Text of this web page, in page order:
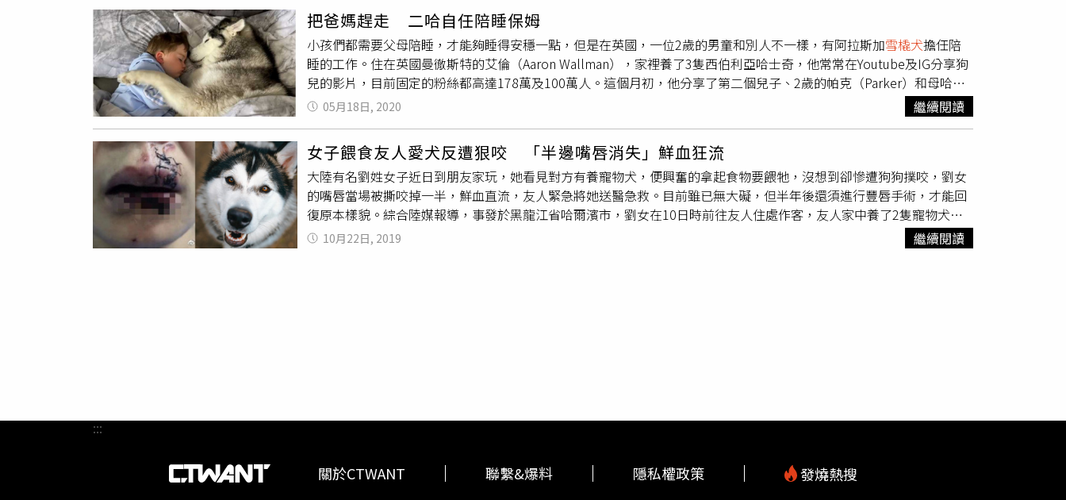
帶點悲傷」、「我覺得雪橇犬比工具人好聽欸」、「
人家的禮物送到。」不過也有許多網友質疑原PO其實就是那為「朋友」，「你說的朋友，不會是你吧！！！太多不敢說
自已的都說朋友」、「你是不是就是那位『朋友』」、「直接一點，把『朋友』刪掉」、「面對現實，不要再推給朋友
了」、「你朋友就是你」、「通常這樣的遭遇都是本人，你就是那個朋友」。
把爸媽趕走 二哈自任陪睡保姆
小孩們都需要父母陪睡，才能夠睡得安穩一點，但是在英國，一位2歲的男童和別人不一樣，有阿拉斯加雪橇犬擔任陪
睡的工作。住在英國曼徹斯特的艾倫（Aaron Wallman），家裡養了3隻西伯利亞哈士奇，他常常在Youtube及IG分享狗
兒的影片，目前固定的粉絲都高達178萬及100萬人。這個月初，他分享了第二個兒子、2歲的帕克（Parker）和母哈士
奇米莉（Millie）一起睡覺的影片，當時是帕克該睡覺的時間，米莉很自動地鑽進棉被裡，還會舔舔帕克的臉，在帕克喝
完牛奶後，米莉還是不願意出來，艾倫就說，「那你也留下來睡吧」，然後米莉就伸出前掌放在帕克的肩膀上，像是擁
他入懷一樣地抱著他睡。艾倫表示，米莉幾年前也有生過小狗，擁有母性，可能是把自己當成帕克的母親了，這樣子一
起睡的時間，也快2年了。而且帕克也喜歡米莉，睡覺時米莉似乎已成了必備的「陪睡員」。這則影片目前也播放超過
390萬次，網友紛紛留言「好可愛，我也想要這樣的狗狗幫我顧小孩」、「心都融化了」，還有人認為「難得有性格這
麼安穩的哈士奇」，看樣子二哈短期內還是很難洗刷大眾對牠的既定印象。
05月18日, 2020 繼續閱讀
女子餵食友人愛犬反遭狠咬 「半邊嘴唇消失」鮮血狂流
大陸有名劉姓女子近日到朋友家玩，她看見對方有養寵物犬，便興奮的拿起食物要餵牠，沒想到卻慘遭狗狗撲咬，劉女
的嘴唇當場被撕咬掉一半，鮮血直流，友人緊急將她送醫急救。目前雖已無大礙，但半年後還須進行豐唇手術，才能回
復原本樣貌。綜合陸媒報導，事發於黑龍江省哈爾濱市，劉女在10日時前往友人住處作客，友人家中養了2隻寵物犬，
分別是貴賓犬及阿拉斯加
（Alaskan Malamute），由於劉女自身也有養狗，於是她便興奮地拿起葡萄餵食，沒想
就跑上前吃，這時劉女出手摸摸牠的頭，雪橇犬可
10月22日, 2019 繼續閱讀
:::
關於CTWANT 聯繫&爆料 隱私權政策 發燒熱搜